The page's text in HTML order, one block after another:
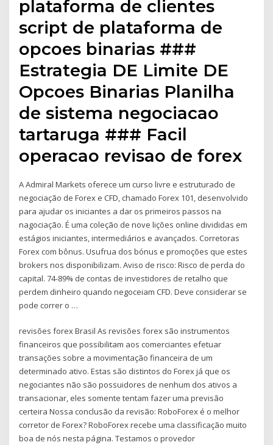
plataforma de clientes
script de plataforma de
opcoes binarias ###
Estrategia DE Limite DE
Opcoes Binarias Planilha
de sistema negociacao
tartaruga ### Facil
operacao revisao de forex
A Admiral Markets oferece um curso livre e estruturado de
negociação de Forex e CFD, chamado Forex 101, desenvolvido
para ajudar os iniciantes a dar os primeiros passos na
nagociação. É uma coleção de nove lições online divididas em
estágios iniciantes, intermediários e avançados. Corretoras
Forex com bônus. Usufrua dos bónus e promoções que estes
brokers nos disponibilizam. Aviso de risco: Risco de perda do
capital. 74-89% de contas de investidores de retalho que
perdem dinheiro quando negoceiam CFD. Deve considerar se
pode correr o …
revisões forex Brasil As revisões forex são instrumentos
financeiros que possibilitam aos comerciantes efetuar
transações sobre a movimentação financeira de um
determinado ativo. Estas são distintos do Forex já que os
negociantes não são possuidores de nenhum dos ativos a
transacionar, eles somente tentam fazer uma previsão
certeira Nossa conclusão da revisão: RoboForex é o melhor
corretor de Forex? RoboForex recebe uma classificação muito
boa de nós nesta página. Testamos o provedor